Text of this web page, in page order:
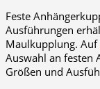
Feste
Ausführungen
Maulkupplung. Auf
Auswahl an festen
Größen und